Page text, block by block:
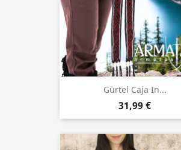
Gürtel Caja In...
31,99 €